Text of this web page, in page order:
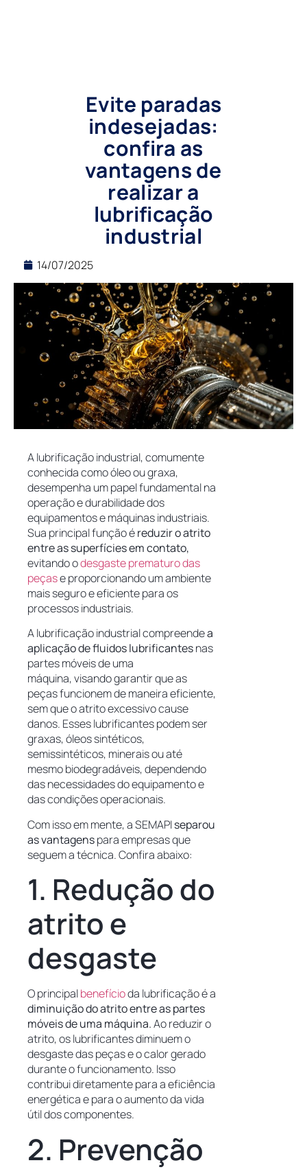
Evite paradas
indesejadas:
confira as
vantagens de
realizar a
lubrificação
industrial
14/07/2025
A lubrificação industrial, comumente
conhecida como óleo ou graxa,
desempenha um papel fundamental na
operação e durabilidade dos
equipamentos e máquinas industriais.
Sua principal função éreduzir o atrito
entre as superfícies em contato,
evitando odesgaste prematuro das
peçase proporcionando um ambiente
mais seguro e eficiente para os
processos industriais.
A lubrificação industrial compreendea
aplicação de fluidos lubrificantesnas
partes móveis de uma
máquina, visando garantir que as
peças funcionem de maneira eficiente,
sem que o atrito excessivo cause
danos. Esses lubrificantes podem ser
graxas, óleos sintéticos,
semissintéticos, minerais ou até
mesmo biodegradáveis, dependendo
das necessidades do equipamento e
das condições operacionais.
Com isso em mente, a SEMAPIseparou
as vantagenspara empresas que
seguem a técnica. Confira abaixo:
1. Redução do
atrito e
desgaste
O principalbenefícioda lubrificação é a
diminuição do atrito entre as partes
móveis de uma máquina.Ao reduzir o
atrito, os lubrificantes diminuem o
desgaste das peças e o calor gerado
durante o funcionamento. Isso
contribui diretamente para a eficiência
energética e para o aumento da vida
útil dos componentes.
2. Prevenção